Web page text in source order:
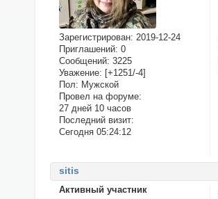
Зарегистрирован: 2019-12-24
Приглашений: 0
Сообщений: 3225
Уважение: [+1251/-4]
Пол: Мужской
Провел на форуме:
27 дней 10 часов
Последний визит:
Сегодня 05:24:12
sitis
Активный участник